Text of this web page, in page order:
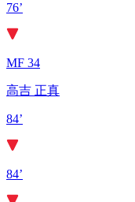
76’
MF 34
高吉 正真
84’
84’